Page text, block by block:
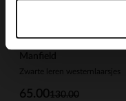
Manfield
Zwarte leren westernlaarsjes
130.00
65.00